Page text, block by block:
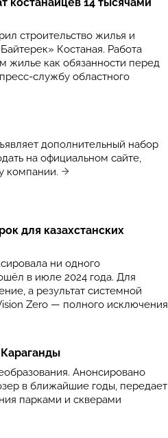
строительство жилья и
Костаная. Работа
жилье как обязанности перед
службу областного
дополнительный набор
на официальном сайте,
компании.
для казахстанских
ни одного
в июле 2024 года. Для
а результат системной
Zero — полного исключения
Анонсировано
в ближайшие годы, передает
парками и скверами